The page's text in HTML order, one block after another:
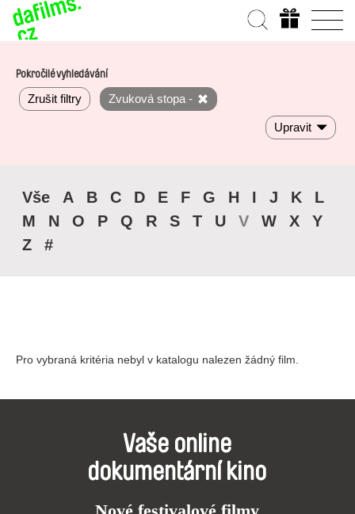
Pokročilé vyhledávání
Zrušit filtry Zvuková stopa -
Upravit
Vše A B C D E F G H I J K
L
M
N O P Q R S T U V W X
Y
Z
#
Pro vybraná kritéria nebyl v katalogu nalezen žádný film.
Vaše online
dokumentární kino